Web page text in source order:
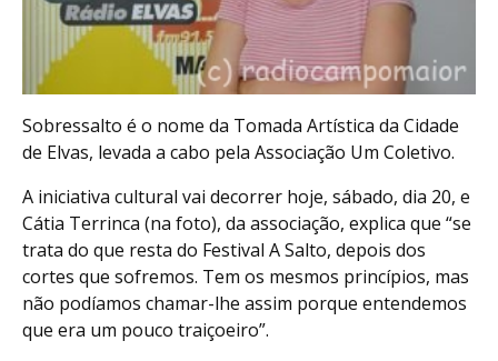
Sobressalto é o nome da Tomada Artística da Cidade
de Elvas, levada a cabo pela Associação Um Coletivo.
A iniciativa cultural vai decorrer hoje, sábado, dia 20, e
Cátia Terrinca (na foto), da associação, explica que “se
trata do que resta do Festival A Salto, depois dos
cortes que sofremos. Tem os mesmos princípios, mas
não podíamos chamar-lhe assim porque entendemos
que era um pouco traiçoeiro”.